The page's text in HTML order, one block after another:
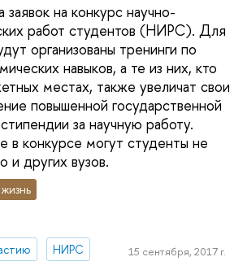
заявок на конкурс научно-
работ студентов (НИРС). Для
организованы тренинги по
навыков, а те из них, кто
местах, также увеличат свои
повышенной государственной
за научную работу.
в конкурсе могут студенты не
и других вузов.
НИРС 15 сентября, 2017 г.